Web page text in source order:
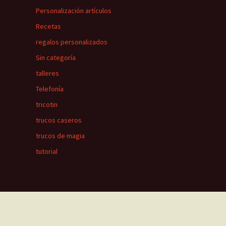
Personalización artículos
Recetas
regalos personalizados
Sin categoría
talleres
Telefonía
tricotin
trucos caseros
trucos de magia
tutorial